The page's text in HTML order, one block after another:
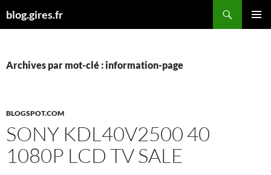
aublog.gires.fr
Archives par mot-clé : information-page
BLOGSPOT.COM
SONY KDL40V2500 40
1080P LCD TV SALE